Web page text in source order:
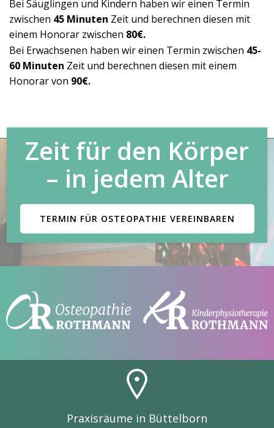
Bei Säuglingen und Kindern haben wir einen Termin
zwischen 45 Minuten Zeit und berechnen diesen mit
einem Honorar zwischen 80€.
Bei Erwachsenen haben wir einen Termin zwischen 45-
60 Minuten Zeit und berechnen diesen mit einem
Honorar von 90€.
Zeit für den Körper
– in jedem Alter
TERMIN FÜR OSTEOPATHIE VEREINBAREN
Praxisräume in Büttelborn